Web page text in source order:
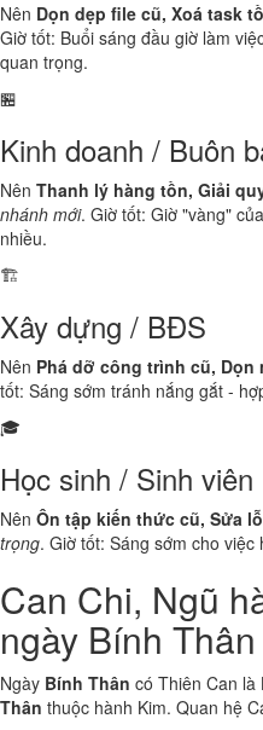
Nên Dọn dẹp file cũ, Xoá task
Giờ tốt: Buổi sáng đầu giờ làm
quan trọng.
🏪
Kinh doanh / Buôn
Nên Thanh lý hàng tồn, Giải
nhánh mới. Giờ tốt: Giờ "vàng"
nhiều.
🏗️
Xây dựng / BĐS
Nên Phá dỡ công trình cũ, Dọn
tốt: Sáng sớm tránh nắng gắt -
🎓
Học sinh / Sinh viên
Nên Ôn tập kiến thức cũ, Sửa
trọng. Giờ tốt: Sáng sớm cho
Can Chi, Ngũ
ngày Bính
Ngày Bính Thân có Thiên Can là
Thân thuộc hành Kim. Quan hệ